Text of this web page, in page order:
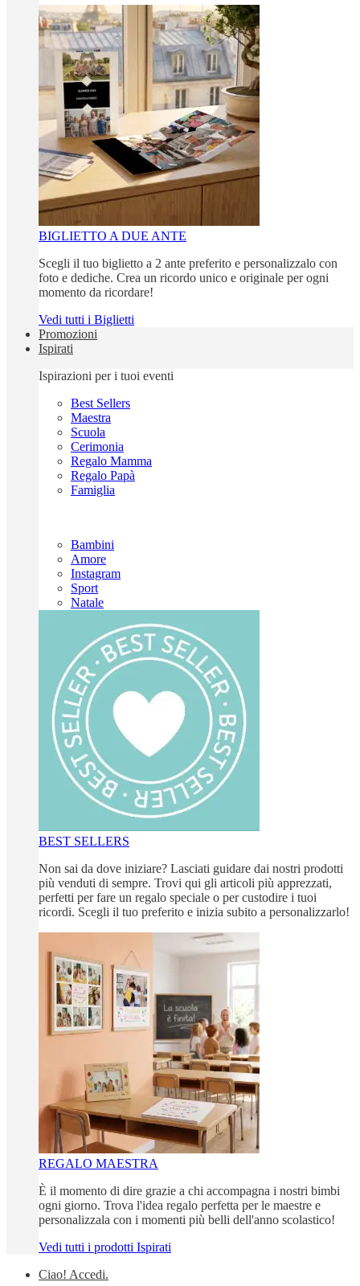
BIGLIETTO A DUE ANTE
Scegli il tuo biglietto a 2 ante preferito e personalizzalo con
foto e dediche. Crea un ricordo unico e originale per ogni
momento da ricordare!
Vedi tutti i Biglietti
Promozioni
Ispirati
Ispirazioni per i tuoi eventi
Best Sellers
Maestra
Scuola
Cerimonia
Regalo Mamma
Regalo Papà
Famiglia
Bambini
Amore
Instagram
Sport
Natale
BEST SELLERS
Non sai da dove iniziare? Lasciati guidare dai nostri prodotti
più venduti di sempre. Trovi qui gli articoli più apprezzati,
perfetti per fare un regalo speciale o per custodire i tuoi
ricordi. Scegli il tuo preferito e inizia subito a personalizzarlo!
REGALO MAESTRA
È il momento di dire grazie a chi accompagna i nostri bimbi
ogni giorno. Trova l'idea regalo perfetta per le maestre e
personalizzala con i momenti più belli dell'anno scolastico!
Vedi tutti i prodotti Ispirati
Ciao! Accedi.